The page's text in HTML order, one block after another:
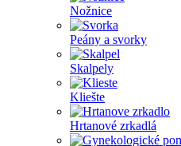
Nožnice
Peány a svorky
Skalpely
Kliešte
Hrtanové zrkadlá